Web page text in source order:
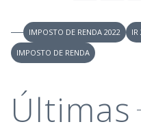
IMPOSTO DE RENDA 2022 IR
IMPOSTO DE RENDA
Últimas